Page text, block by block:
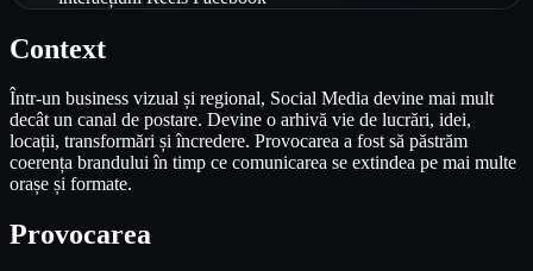
Context
Într-un business vizual și regional, Social Media devine mai mult
decât un canal de postare. Devine o arhivă vie de lucrări, idei,
locații, transformări și încredere. Provocarea a fost să păstrăm
coerența brandului în timp ce comunicarea se extindea pe mai multe
orașe și formate.
Provocarea